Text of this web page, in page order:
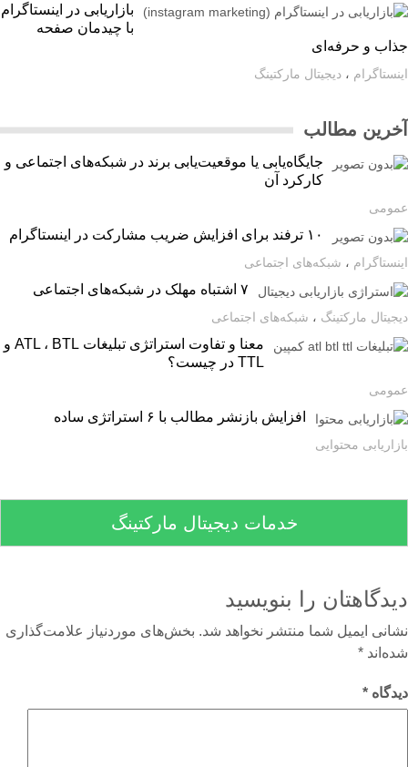
بازاریابی در اینستاگرام
با چیدمان صفحه
و حرفه‌ای
،دیجیتال مارکتینگ
مطالب
جایگاه‌یابی یا موقعیت‌یابی برند در شبکه‌های اجتماعی و
کارکرد آن
۱۰ ترفند برای افزایش ضریب مشارکت در اینستاگرام
،شبکه‌های اجتماعی
مارکتینگ،شبکه‌های اجتماعی
معنا و تفاوت استراتژی تبلیغات ATL ، BTL و
TTL در چیست؟
افزایش بازنشر مطالب با ۶ استراتژی ساده
محتوایی
خدمات دیجیتال مارکتینگ
را بنویسید
ایمیل شما منتشر نخواهد شد. بخش‌های موردنیاز علامت‌گذاری
*
*